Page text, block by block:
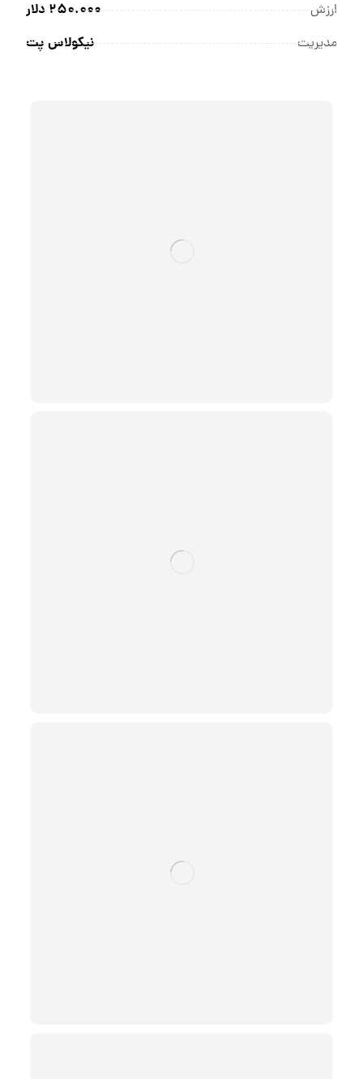
ارزش 250.000 دلار
مدیریت نیکولاس پت